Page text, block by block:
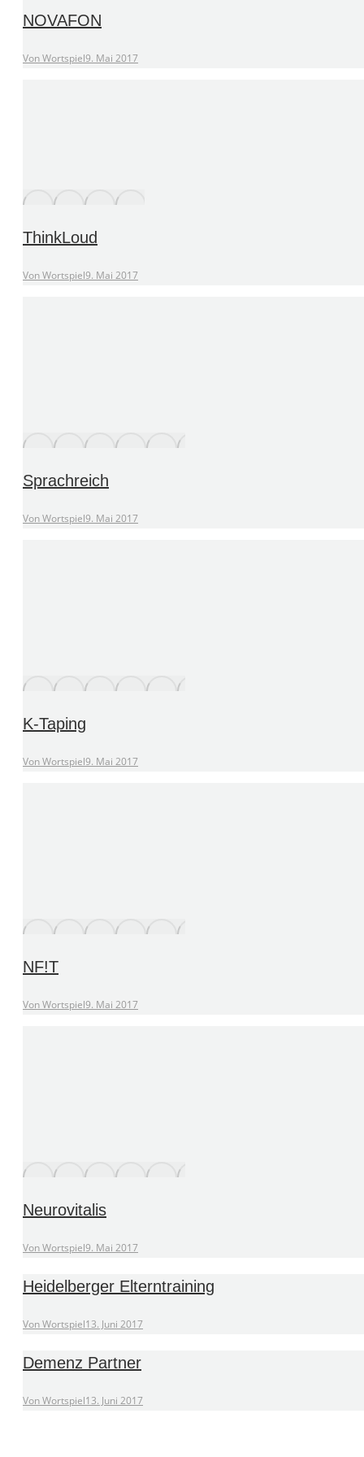
NOVAFON
VonWortspiel9. Mai 2017
ThinkLoud
VonWortspiel9. Mai 2017
Sprachreich
VonWortspiel9. Mai 2017
K-Taping
VonWortspiel9. Mai 2017
NF!T
VonWortspiel9. Mai 2017
Neurovitalis
VonWortspiel9. Mai 2017
Heidelberger Elterntraining
VonWortspiel13. Juni 2017
Demenz Partner
VonWortspiel13. Juni 2017